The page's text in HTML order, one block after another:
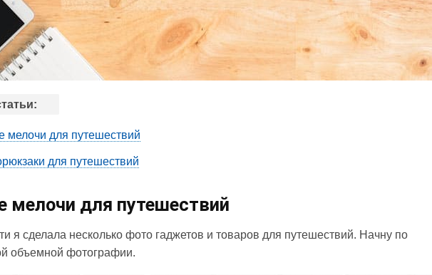
мелочи для путешествий
для путешествий
мелочи для путешествий
я сделала несколько фото гаджетов и товаров для путешествий. Начну по
объемной фотографии.